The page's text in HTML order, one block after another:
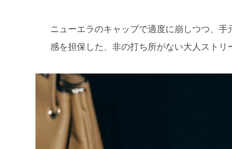
ニューエラのキャップで適度に崩しつつ、
感を担保した、非の打ち所がない大人ストリ